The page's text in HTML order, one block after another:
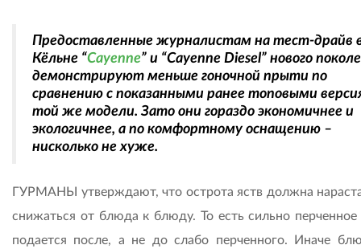
Предоставленные журналистам на тест-драйв
Кёльне “Cayenne” и “Cayenne Diesel” нового
демонстрируют меньше гоночной прыти по
сравнению с показанными ранее топовыми
той же модели. Зато они гораздо экономичнее и
экологичнее, а по комфортному оснащению –
нисколько не хуже.
ГУРМАНЫ утверждают, что острота яств должна
снижаться от блюда к блюду. То есть сильно
подается после, а не до слабо перченного. Иначе